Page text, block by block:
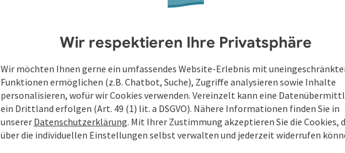
Wir respektieren Ihre Privatsphäre
Wir möchten Ihnen gerne ein umfassendes Website-Erlebnis mit
Funktionen ermöglichen (z.B. Chatbot, Suche), Zugriffe analysieren sowie Inhalte
personalisieren, wofür wir Cookies verwenden. Vereinzelt kann eine
ein Drittland erfolgen (Art. 49 (1) lit. a DSGVO). Nähere Informationen finden Sie in
unserer Datenschutzerklärung. Mit Ihrer Zustimmung akzeptieren Sie die Cookies,
über die individuellen Einstellungen selbst verwalten und jederzeit widerrufen